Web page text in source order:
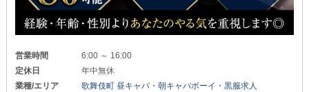
＝＝＝＝＝＝＝＝＝＝＝＝＝＝＝＝＝＝＝＝＝
～他職種でも同時募集中～
・ホールスタッフ（アルバイト）
￣￣￣￣￣￣￣￣￣￣￣
時給 1,800円～
(週5日勤務～)
実際に入社から3ヶ月で
役職者へ昇格したスタッフも
在籍しています。
今後も定期的に
新規店をオープン予定！
営業時間
6:00 ～ 16:00
定休日
年中無休
業種/エリア
歌舞伎町 昼キャバ・朝キャバボーイ・黒服求人